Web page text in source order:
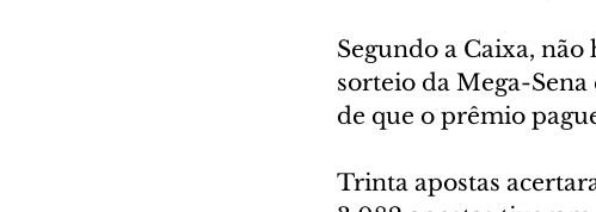
Segundo a Caixa,
sorteio da Mega-
de que o prêmio
Trinta apostas